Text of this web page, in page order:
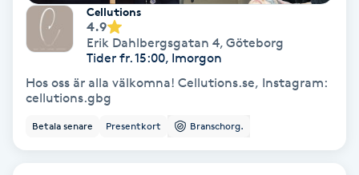
Hårborttagning
Hårbottenbehandling
Hårförlängning
Cellutions
4.9
Erik Dahlbergsgatan 4, Göteborg
Tider fr. 15:00, Imorgon
Hos oss är alla välkomna! Cellutions.se, Instagram:
cellutions.gbg
Betala senare Presentkort Branschorg.